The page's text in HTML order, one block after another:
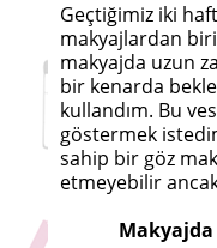
Geçtiğimiz iki
makyajlardan
makyajda uzun
bir kenarda
kullandım. Bu
göstermek
sahip bir göz
etmeyebilir